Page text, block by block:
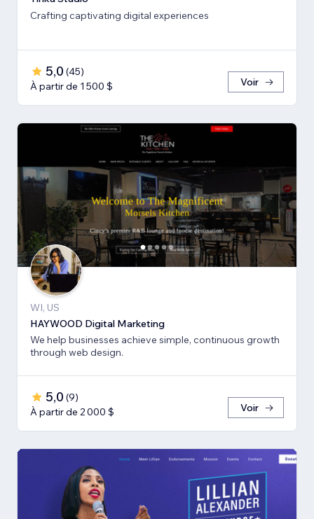
Crafting captivating digital experiences
5,0 (45)
À partir de 1 500 $
Voir
WI, US
HAYWOOD Digital Marketing
We help businesses achieve simple, continuous growth
through web design.
5,0 (9)
À partir de 2 000 $
Voir